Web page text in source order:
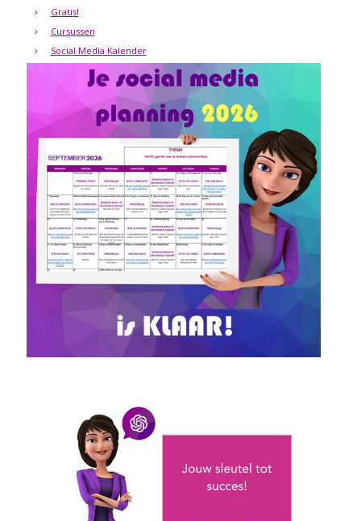
Gratis!
Cursussen
Social Media Kalender